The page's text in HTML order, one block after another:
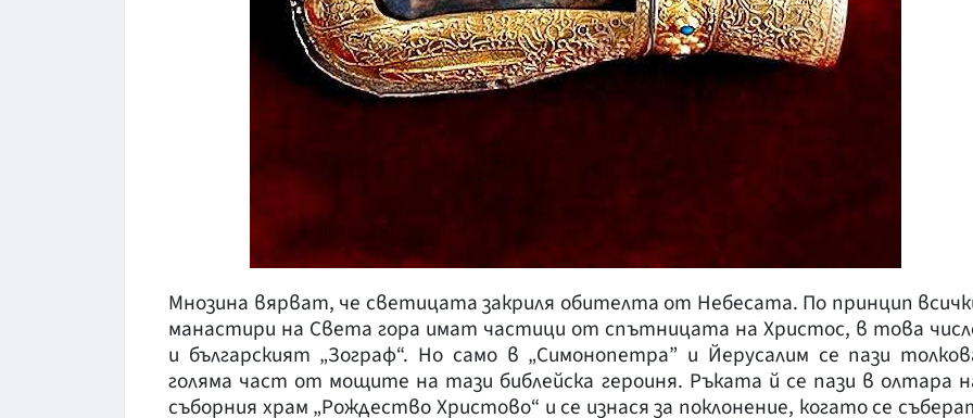
Мнозина вярват, че светицата закриля обителта от Небесата. По принцип
манастири на Света гора имат частици от спътницата на Христос, в това
и българският „Зограф“. Но само в „Симонопетра” и Йерусалим се пази
голяма част от мощите на тази библейска героиня. Ръката й се пази в олтара
съборния храм „Рождество Христово“ и се изнася за поклонение, когато се